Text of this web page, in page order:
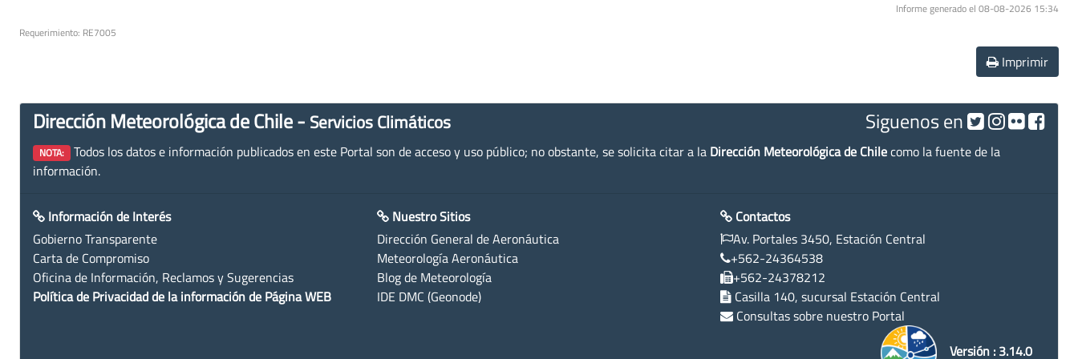
Informe generado el 08-08-2026 15:34
Requerimiento: RE7005
Imprimir
Dirección Meteorológica de Chile - Servicios Climáticos Siguenos en
NOTA: Todos los datos e información publicados en este Portal son de acceso y uso público; no obstante, se solicita citar a la Dirección Meteorológica de Chilecomo la fuente de la
información.
Información de Interés
Gobierno Transparente
Carta de Compromiso
Oficina de Información, Reclamos y Sugerencias
Política de Privacidad de la información de Página WEB
Nuestro Sitios
Dirección General de Aeronáutica
Meteorología Aeronáutica
Blog de Meteorología
IDE DMC (Geonode)
Contactos
Av. Portales 3450, Estación Central
+562-24364538
+562-24378212
Casilla 140, sucursal Estación Central
Consultas sobre nuestro Portal
Versión : 3.14.0